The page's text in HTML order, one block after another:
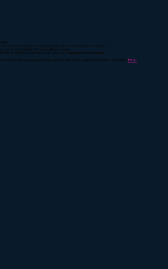
de profiter de toute la visibilité offerte par cet écosystème numérique.
toi et jusqu'à 4 membres de ton équipe.
de contenu, optimisation des vidéos, et engagement avec le public.
un plaisir de t'expliquer les avantages de mettre un budget publicitaire sur ta vidéo. Écris-